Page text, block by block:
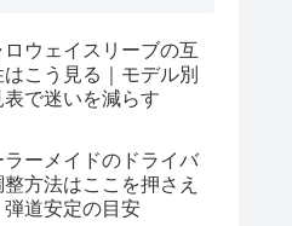
ロウェイスリーブの互
はこう見る｜モデル別
表で迷いを減らす
ラーメイドのドライバ
整方法はここを押さえ
弾道安定の目安